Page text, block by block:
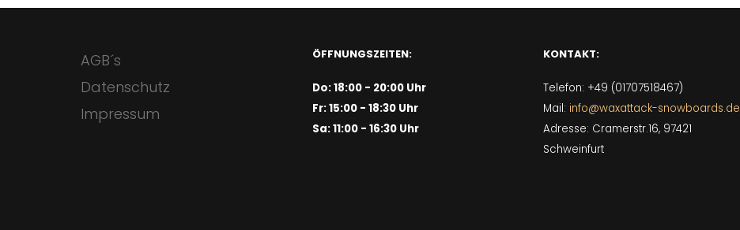
AGB´s
Datenschutz
Impressum
ÖFFNUNGSZEITEN:
Do: 18:00 - 20:00 Uhr
Fr: 15:00 - 18:30 Uhr
Sa: 11:00 - 16:30 Uhr
KONTAKT:
Telefon: +49 (01707518467)
Mail: info@waxattack-snowboards.de
Adresse: Cramerstr.16, 97421
Schweinfurt